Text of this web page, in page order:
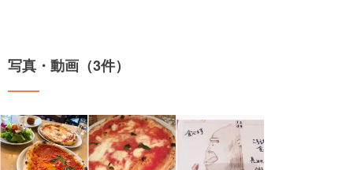
写真・動画（3件）